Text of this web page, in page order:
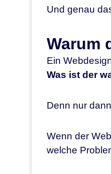
Und genau
Warum
Ein
Was ist der
Denn nur
Wenn der
welche